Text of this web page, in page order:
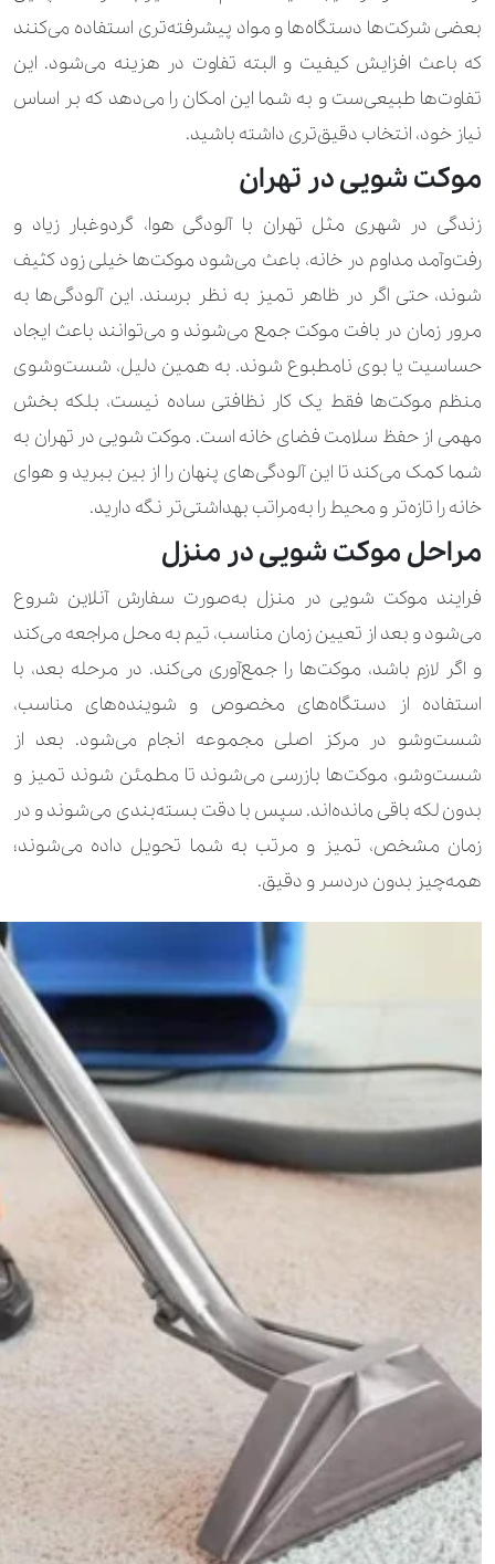
لباس زنانه 140.000 تومان 280.000 تومان
لباس عروس ساده 2.800.000 تومان
لباس عروس کار شده 5.600.000 تومان
لباس کودک و نوزاد 190.000 تومان 270.000 تومان
لباس موتور سواری 2.100.000 تومان
مانتو 250.000 تومان
مانتو مجلسی 310.000 تومان 610.000 تومان
مایو
هودی 170.000 تومان 280.000 تومان
انواع تشک 980.000 تومان
350.000 تومان
انواع روفرشی (کوچک تا 8 متر مربع)
340.000 تومان
490.000 تومان
پتو مسافرتی 310.000 تومان
پرده آستری (متر مربع) 60.000 تومان
210.000 تومان
50.000 تومان 70.000 تومان
پرده پارچه‌ای با آستر (متر مربع) 70.000 تومان
پرده پارچه‌ای بدون آستر (متر مربع)
پرده تور (متر مربع) 50.000 تومان 60.000 تومان
پرده حریر (متر مربع) 50.000 تومان
پرده زبرا 3 متر 1.260.000 تومان
بعضی شرکت‌ها دستگاه‌ها و مواد پیشرفته‌تری استفاده می‌کنند
که باعث افزایش کیفیت و البته تفاوت در هزینه می‌شود. این
تفاوت‌ها طبیعی‌ست و به شما این امکان را می‌دهد که بر اساس
نیاز خود، انتخاب دقیق‌تری داشته باشید.
موکت شویی در تهران
زندگی در شهری مثل تهران با آلودگی هوا، گردوغبار زیاد و
رفت‌وآمد مداوم در خانه، باعث می‌شود موکت‌ها خیلی زود کثیف
شوند، حتی اگر در ظاهر تمیز به نظر برسند. این آلودگی‌ها به
مرور زمان در بافت موکت جمع می‌شوند و می‌توانند باعث ایجاد
حساسیت یا بوی نامطبوع شوند. به همین دلیل، شست‌وشوی
منظم موکت‌ها فقط یک کار نظافتی ساده نیست، بلکه بخش
مهمی از حفظ سلامت فضای خانه است. موکت شویی در تهران به
شما کمک می‌کند تا این آلودگی‌های پنهان را از بین ببرید و هوای
خانه را تازه‌تر و محیط را به‌مراتب بهداشتی‌تر نگه دارید.
مراحل موکت شویی در منزل
فرایند موکت شویی در منزل به‌صورت سفارش آنلاین شروع
می‌شود و بعد از تعیین زمان مناسب، تیم به محل مراجعه می‌کند
و اگر لازم باشد، موکت‌ها را جمع‌آوری می‌کند. در مرحله بعد، با
استفاده از دستگاه‌های مخصوص و شوینده‌های مناسب،
شست‌وشو در مرکز اصلی مجموعه انجام می‌شود. بعد از
شست‌وشو، موکت‌ها بازرسی می‌شوند تا مطمئن شوند تمیز و
بدون لکه باقی مانده‌اند. سپس با دقت بسته‌بندی می‌شوند و در
زمان مشخص، تمیز و مرتب به شما تحویل داده می‌شوند؛
همه‌چیز بدون دردسر و دقیق.